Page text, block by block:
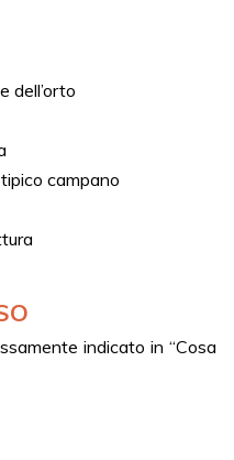
dell’orto
la cooking class
al limone o tiramisù)
partecipare, ma non è
dell’orto
campano
indicato in “Cosa